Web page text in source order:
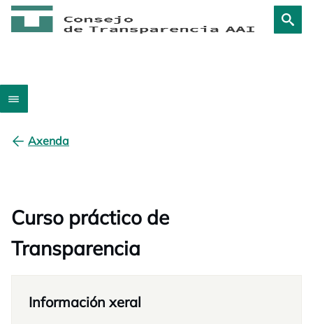
Axenda
Curso práctico de
Transparencia
Información xeral